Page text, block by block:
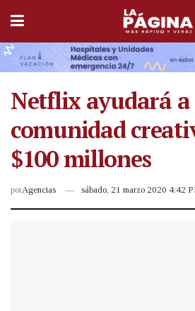
Netflix ayudará
comunidad
$100 millones
porAgencias sábado, 21 marzo 2020 4:42